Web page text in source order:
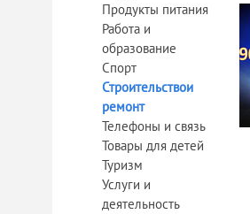
Продукты питания
Работа и
образование
Спорт
Строительствои
ремонт
Телефоны и связь
Товары для детей
Туризм
Услуги и
деятельность